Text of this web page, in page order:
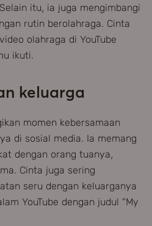
itu, ia juga mengimbangi
rutin berolahraga. Cinta
olahraga di YouTube
ikuti.
keluarga
momen kebersamaan
di sosial media. Ia memang
dengan orang tuanya,
Cinta juga sering
seru dengan keluarganya
YouTube dengan judul “My